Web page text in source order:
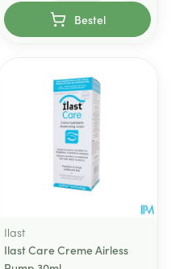
Bestel
Ilast
Ilast Care Creme Airless